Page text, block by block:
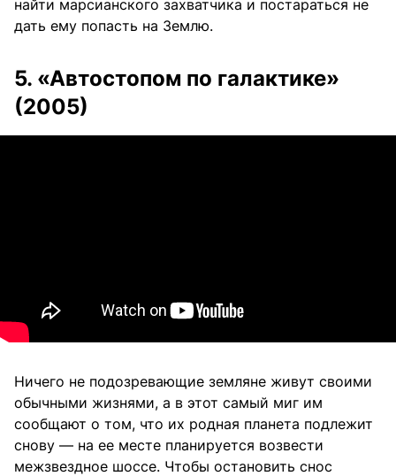
найти марсианского захватчика и постараться не
дать ему попасть на Землю.
5. «Автостопом по галактике»
(2005)
Ничего не подозревающие земляне живут своими
обычными жизнями, а в этот самый миг им
сообщают о том, что их родная планета подлежит
снову — на ее месте планируется возвести
межзвездное шоссе. Чтобы остановить снос